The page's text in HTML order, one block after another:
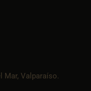
Mar, Valparaíso.